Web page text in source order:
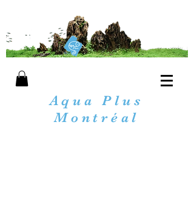
Aqua Plus
Montréal